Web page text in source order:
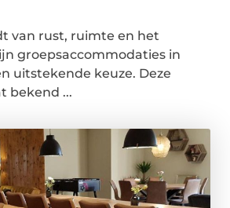
van rust, ruimte en het
groepsaccommodaties in
uitstekende keuze. Deze
bekend ...